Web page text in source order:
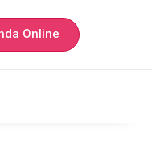
Online